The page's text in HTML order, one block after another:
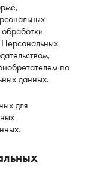
по
данных.
для